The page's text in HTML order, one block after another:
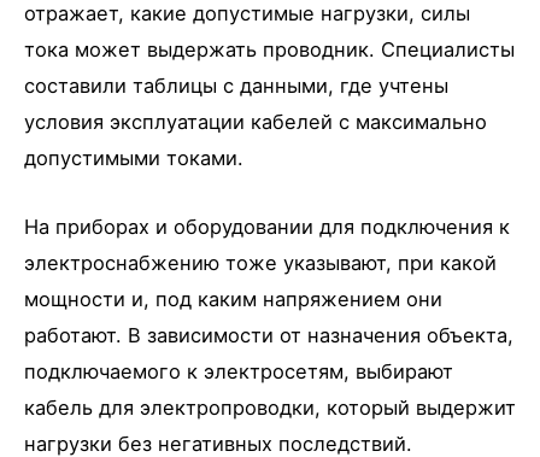
отражает, какие допустимые нагрузки, силы
тока может выдержать проводник. Специалисты
составили таблицы с данными, где учтены
условия эксплуатации кабелей с максимально
допустимыми токами.
На приборах и оборудовании для подключения к
электроснабжению тоже указывают, при какой
мощности и, под каким напряжением они
работают. В зависимости от назначения объекта,
подключаемого к электросетям, выбирают
кабель для электропроводки, который выдержит
нагрузки без негативных последствий.